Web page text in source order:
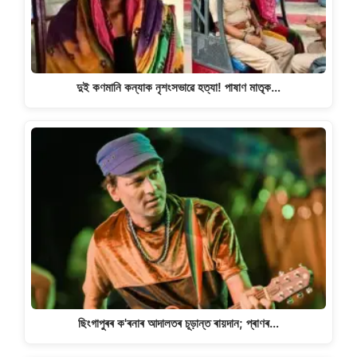
দুই কণমানি কন্যাক নৃশংসভাৱে হত্যা! পাষাণ মাতৃক…
ছিংগাপুৰৰ ক'ৰনাৰ আদালতৰ চূড়ান্ত ৰায়দান; প্ৰাণৰ…